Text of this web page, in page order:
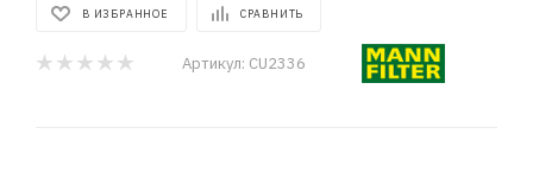
В ИЗБРАННОЕ СРАВНИТЬ
Артикул: CU2336